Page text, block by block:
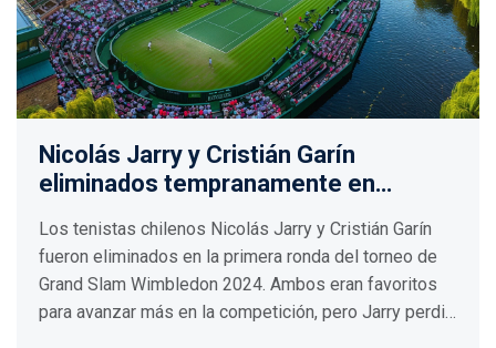
Nicolás Jarry y Cristián Garín
eliminados tempranamente en
Los tenistas chilenos Nicolás Jarry y Cristián Garín
fueron eliminados en la primera ronda del torneo de
Grand Slam Wimbledon 2024. Ambos eran favoritos
para avanzar más en la competición, pero Jarry perdió